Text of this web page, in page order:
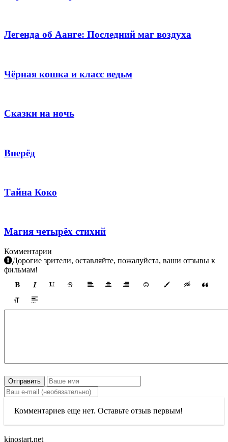
Легенда об Аанге: Последний маг воздуха
Чёрная кошка и класс ведьм
Сказки на ночь
Вперёд
Тайна Коко
Магия четырёх стихий
Комментарии
Дорогие зрители, оставляйте, пожалуйста, ваши отзывы к
фильмам!
Отправить
Комментариев еще нет. Оставьте отзыв первым!
kinostart.net